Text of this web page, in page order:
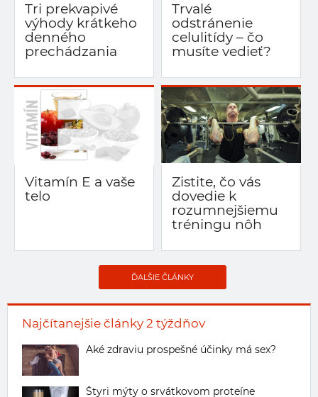
Najčítanejšie články 2 týždňov
Aké zdraviu prospešné účinky má sex?
Štyri mýty o srvátkovom proteíne
Tri prekvapivé
výhody krátkeho
denného
prechádzania
Trvalé
odstránenie
celulitídy – čo
musíte vedieť?
Vitamín E a vaše
telo
Zistite, čo vás
dovedie k
rozumnejšiemu
tréningu nôh
ĎALŠIE ČLÁNKY